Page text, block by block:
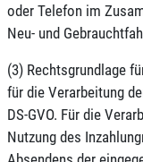
oder Telefon im
Neu- und
(3) Rechtsgrundlage
für die Verarbeitung
DS-GVO. Für die
Nutzung des